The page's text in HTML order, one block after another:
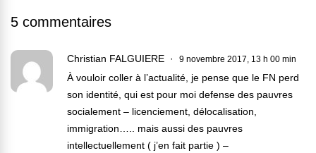
5 commentaires
Christian FALGUIERE 9 novembre 2017, 13 h 00 min
À vouloir coller à l’actualité, je pense que le FN perd
son identité, qui est pour moi defense des pauvres
socialement – licenciement, délocalisation,
immigration….. mais aussi des pauvres
intellectuellement ( j’en fait partie ) –